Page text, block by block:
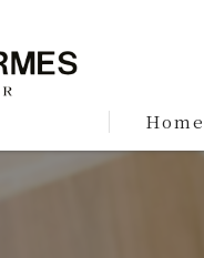
Home